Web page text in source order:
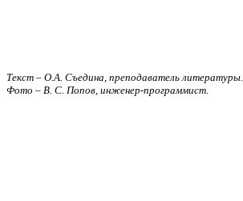
Текст – О.А. Съедина, преподаватель литературы.
Фото – В. С. Попов, инженер-программист.